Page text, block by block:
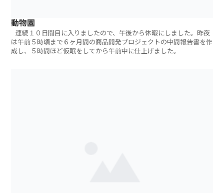
動物園
連続１０日間目に入りましたので、午後から休暇にしました。昨夜
は午前５時頃まで６ヶ月間の商品開発プロジェクトの中間報告書を作
成し、５時間ほど仮眠をしてから午前中に仕上げました。